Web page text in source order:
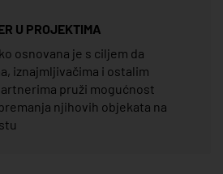
U PROJEKTIMA
osnovana je s ciljem da
iznajmljivačima i ostalim
pruži mogućnost
njihovih objekata na